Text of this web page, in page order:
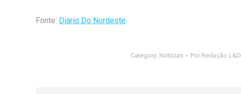
Fonte: Diário Do Nordeste
Category: Notícias Por Redação L&D